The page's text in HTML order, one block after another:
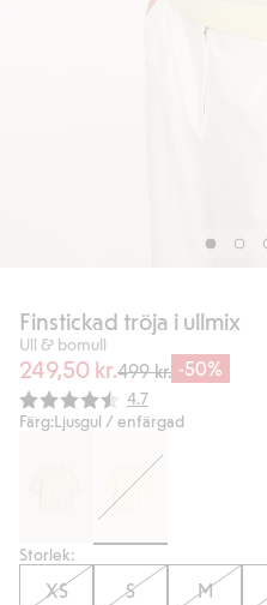
Finstickad tröja i ullmix
Ull & bomull
249,50 kr.499 kr. -50%
Snittbetyg:
4.7
Färg:Ljusgul / enfärgad
Storlek:
XS S M